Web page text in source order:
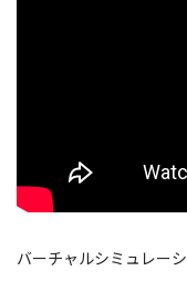
バーチャルシミュレー